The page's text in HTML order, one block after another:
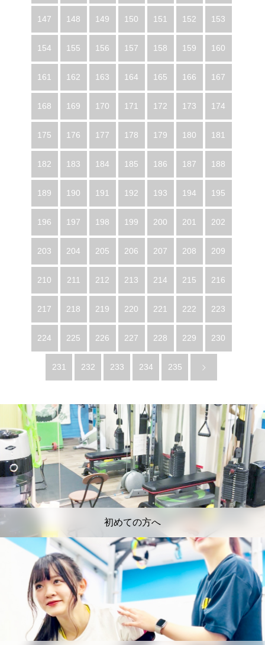
147 148 149 150 151 152 153
154 155 156 157 158 159 160
161 162 163 164 165 166 167
168 169 170 171 172 173 174
175 176 177 178 179 180 181
182 183 184 185 186 187 188
189 190 191 192 193 194 195
196 197 198 199 200 201 202
203 204 205 206 207 208 209
210 211 212 213 214 215 216
217 218 219 220 221 222 223
224 225 226 227 228 229 230
231 232 233 234 235
初めての方へ